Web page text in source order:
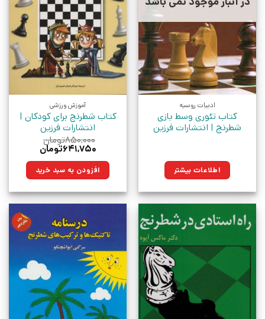
ادبیات روسیه
کتاب تئوری وسط بازی
شطرنج | انتشارات فرزین
اطلاعات بیشتر
آموزش ورزشی
کتاب شطرنج برای کودکان |
انتشارات فرزین
۸۵۰,۰۰۰تومان
قیمت
۸۵۰,۰۰۰تومان
بود.
۶۴۱,۷۵۰تومان
۶۴۱,۷۵۰تومان.افزودن به سبد خرید